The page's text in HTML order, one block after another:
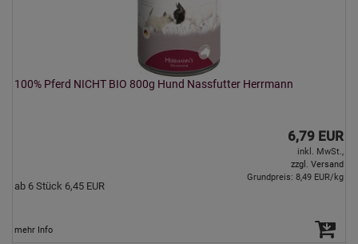
100% Pferd NICHT BIO 800g Hund Nassfutter Herrmann
6,79 EUR
inkl. MwSt.,
zzgl. Versand
ab 6 Stück 6,45 EUR
Grundpreis: 8,49 EUR/kg
mehr Info